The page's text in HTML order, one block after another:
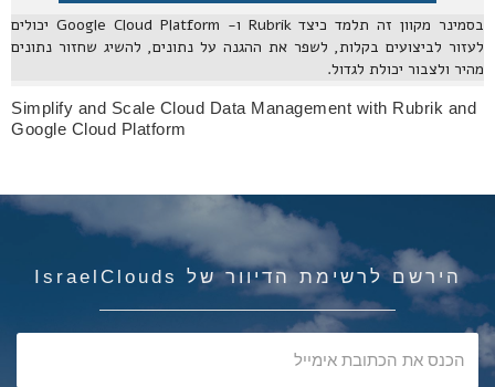
בסמינר מקוון זה תלמד כיצד Rubrik ו- Google Cloud Platform יכולים
לעזור לביצועים בקלות, לשפר את ההגנה על נתונים, להשיג שחזור נתונים
מהיר ולצבור יכולת לגדול.
Simplify and Scale Cloud Data Management with Rubrik and
Google Cloud Platform
הירשם לרשימת הדיוור של IsraelClouds